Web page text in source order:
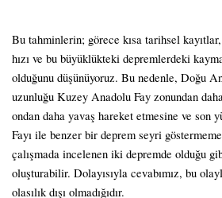
Bu tahminlerin; görece kısa tarihsel
hızı ve bu büyüklükteki depremlerdeki
olduğunu düşünüyoruz. Bu nedenle, Doğu
uzunluğu Kuzey Anadolu Fay zonundan
ondan daha yavaş hareket etmesine ve son
Fayı ile benzer bir deprem seyri
çalışmada incelenen iki depremde olduğu
oluşturabilir. Dolayısıyla cevabımız, bu
olasılık dışı olmadığıdır.